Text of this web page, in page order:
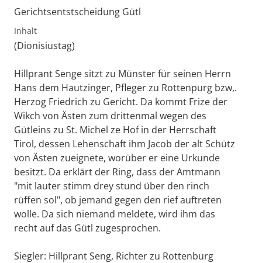
Gerichtsentstscheidung Gütl
Inhalt
(Dionisiustag)
Hillprant Senge sitzt zu Münster für seinen Herrn
Hans dem Hautzinger, Pfleger zu Rottenpurg bzw,.
Herzog Friedrich zu Gericht. Da kommt Frize der
Wikch von Ästen zum drittenmal wegen des
Gütleins zu St. Michel ze Hof in der Herrschaft
Tirol, dessen Lehenschaft ihm Jacob der alt Schütz
von Ästen zueignete, worüber er eine Urkunde
besitzt. Da erklärt der Ring, dass der Amtmann
"mit lauter stimm drey stund über den rinch
rüffen sol", ob jemand gegen den rief auftreten
wolle. Da sich niemand meldete, wird ihm das
recht auf das Gütl zugesprochen.
Siegler: Hillprant Seng, Richter zu Rottenburg